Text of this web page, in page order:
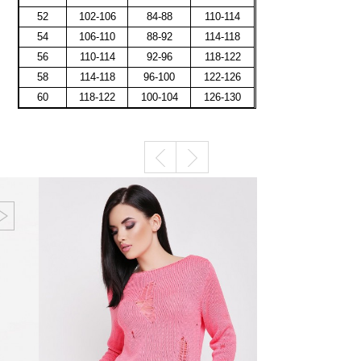
52
102-106 84-88
110-114
54
106-110 88-92
114-118
56
110-114 92-96
118-122
58
114-118 96-100
122-126
60
118-122 100-104 126-130